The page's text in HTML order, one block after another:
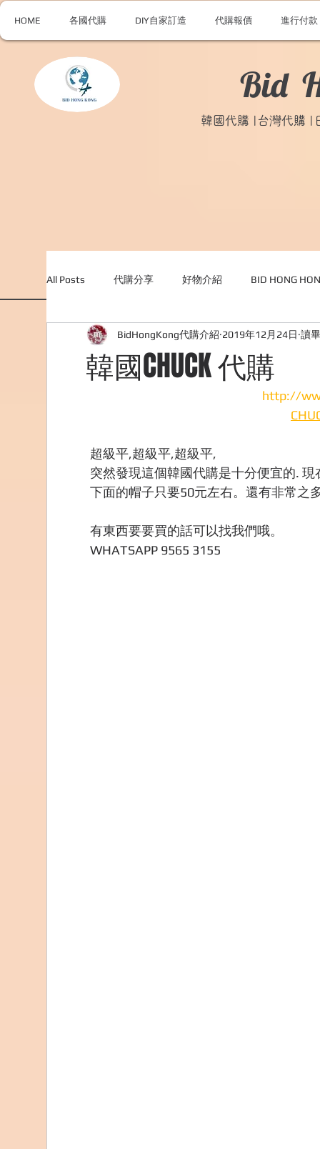
HOME 各國代購 DIY自家訂造 代購報價 進行付款
Bid
韓國代購 |台灣代購 |
All Posts 代購分享 好物介紹 BID HONG
外國購物網站介紹 ABOUT ME ABOUT
韓國CHUCK 代購
BidHongKong代購介紹 2019年12月24日 讀
http://
超級平,超級平,超級平,
突然發現這個韓國代購是十分便宜的.
下面的帽子只要50元左右。還有非常之
有東西要要買的話可以找我們哦。
WHATSAPP 9565 3155